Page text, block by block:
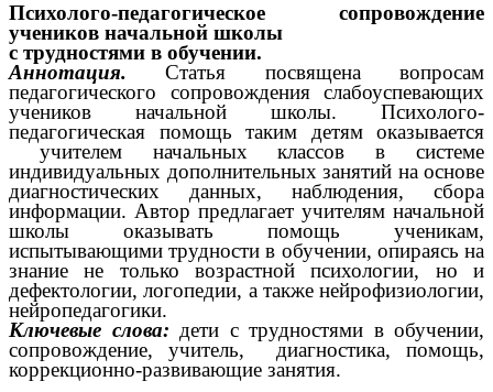
Психолого-педагогическое сопровождение
учеников начальной школы
с трудностями в обучении.
Аннотация.
Статья посвящена вопросам
педагогического сопровождения слабоуспевающих
учеников начальной школы. Психолого-
педагогическая помощь таким детям оказывается
учителем начальных классов в системе
индивидуальных дополнительных занятий на основе
диагностических данных, наблюдения, сбора
информации. Автор предлагает учителям начальной
школы оказывать помощь ученикам,
испытывающими трудности в обучении, опираясь на
знание не только возрастной психологии, но и
дефектологии, логопедии, а также нейрофизиологии,
нейропедагогики.
Ключевые слова: дети с трудностями в обучении,
сопровождение, учитель, диагностика, помощь,
коррекционно-развивающие занятия.